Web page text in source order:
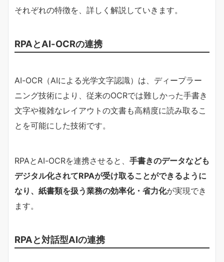
それぞれの特徴を、詳しく解説していきます。
RPAとAI-OCRの連携
AI-OCR（AIによる光学文字認識）は、ディープラー
ニング技術により、従来のOCRでは難しかった手書き
文字や複雑なレイアウトの文書も高精度に読み取るこ
とを可能にした技術です。
RPAとAI-OCRを連携させると、 手書きのデータなども
デジタル化されてRPAが受け取ることができるように
なり、紙書類を扱う業務の効率化・省力化が実現でき
ます。
RPAと対話型AIの連携